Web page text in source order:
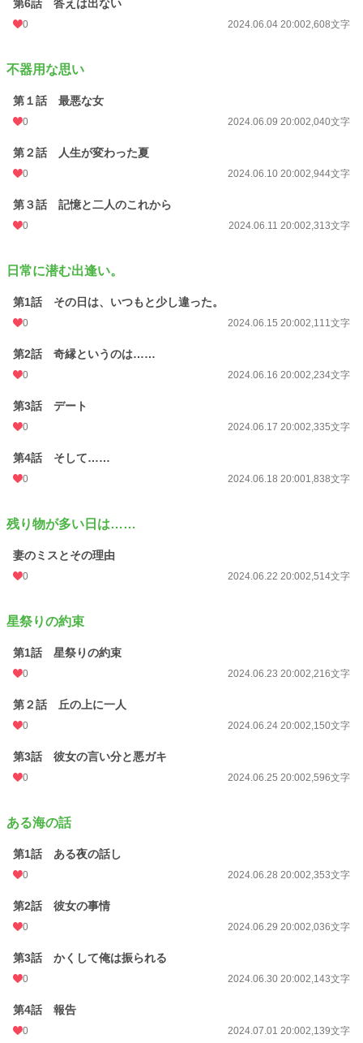
第6話 答えは出ない
0 2024.06.04 20:002,608文字
不器用な思い
第１話 最悪な女
0 2024.06.09 20:002,040文字
第２話 人生が変わった夏
0 2024.06.10 20:002,944文字
第３話 記憶と二人のこれから
0 2024.06.11 20:002,313文字
日常に潜む出逢い。
第1話 その日は、いつもと少し違った。
0 2024.06.15 20:002,111文字
第2話 奇縁というのは……
0 2024.06.16 20:002,234文字
第3話 デート
0 2024.06.17 20:002,335文字
第4話 そして……
0 2024.06.18 20:001,838文字
残り物が多い日は……
妻のミスとその理由
0 2024.06.22 20:002,514文字
星祭りの約束
第1話 星祭りの約束
0 2024.06.23 20:002,216文字
第２話 丘の上に一人
0 2024.06.24 20:002,150文字
第3話 彼女の言い分と悪ガキ
0 2024.06.25 20:002,596文字
ある海の話
第1話 ある夜の話し
0 2024.06.28 20:002,353文字
第2話 彼女の事情
0 2024.06.29 20:002,036文字
第3話 かくして俺は振られる
0 2024.06.30 20:002,143文字
第4話 報告
0 2024.07.01 20:002,139文字